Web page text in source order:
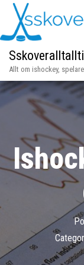
Allt om ishockey,